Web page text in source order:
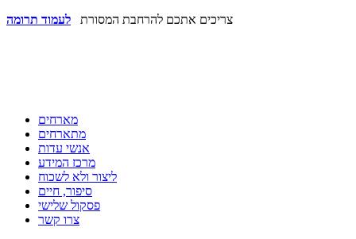
צריכים אתכם להרחבת המסורת לעמוד תרומה
מארחים
מתארחים
אנשי עדות
מרכז המידע
ליצור ולא לשכוח
סיפור, חיים
פסקול שלישי
צרו קשר